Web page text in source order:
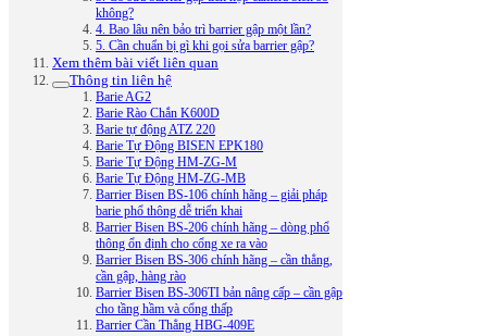
không?
4. Bao lâu nên bảo trì barrier gập một lần?
5. Cần chuẩn bị gì khi gọi sửa barrier gập?
Xem thêm bài viết liên quan
Thông tin liên hệ
Barie AG2
Barie Rào Chắn K600D
Barie tự động ATZ 220
Barie Tự Động BISEN EPK180
Barie Tự Động HM-ZG-M
Barie Tự Động HM-ZG-MB
Barrier Bisen BS-106 chính hãng – giải pháp
barie phổ thông dễ triển khai
Barrier Bisen BS-206 chính hãng – dòng phổ
thông ổn định cho cổng xe ra vào
Barrier Bisen BS-306 chính hãng – cần thẳng,
cần gập, hàng rào
Barrier Bisen BS-306TI bản nâng cấp – cần gập
cho tầng hầm và cổng thấp
Barrier Cần Thẳng HBG-409E